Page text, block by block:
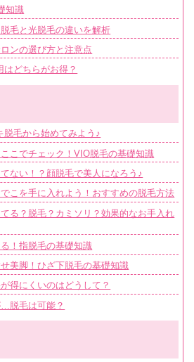
知識
毛と光脱毛の違いを解析
ンの選び方と注意点
どちらがお得？
脱毛から始めてみよう♪
こでチェック！VIO脱毛の基礎知識
ない！？顔脱毛で美人になろう♪
こを手に入れよう！おすすめの脱毛方法
る？脱毛？カミソリ？効果的なお手入れ
！指脱毛の基礎知識
美脚！ひざ下脱毛の基礎知識
得にくいのはどうして？
脱毛は可能？